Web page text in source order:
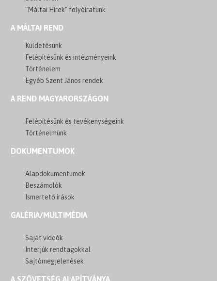
"Máltai Hírek" folyóíratunk
A MÁLTAI REND
Küldetésünk
Felépítésünk és intézményeink
Történelem
Egyéb Szent János rendek
A REND MAGYARORSZÁGON
Felépítésünk és tevékenységeink
Történelmünk
DOKUMENTUMOK
Alapdokumentumok
Beszámolók
Ismertető írások
GALÉRIA/MULTIMÉDIA
Saját videók
Interjúk rendtagokkal
Sajtómegjelenések
A SZÖVETSÉG ALAPÍTVÁNYA